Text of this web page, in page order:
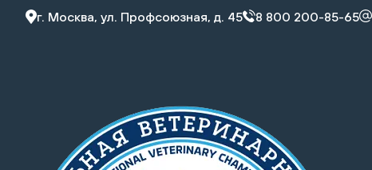
г. Москва, ул. Профсоюзная, д. 45 8 800 200-85-65